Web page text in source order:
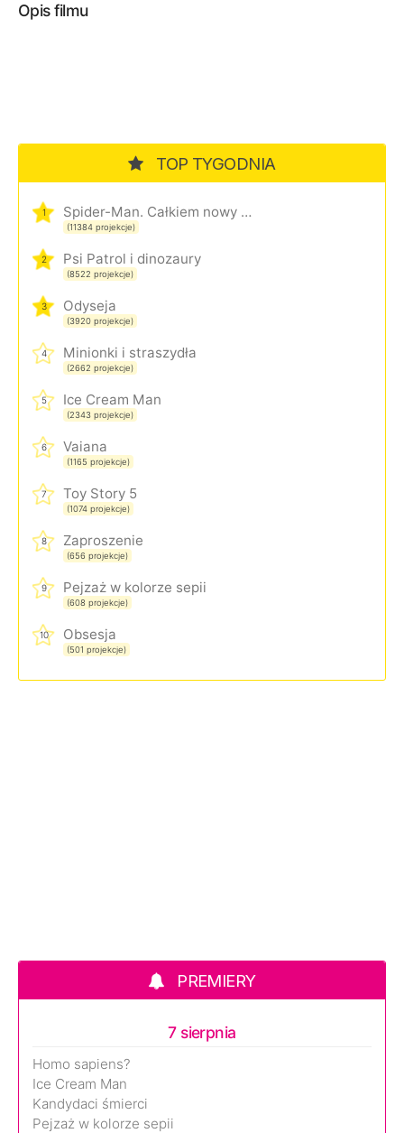
Opis filmu
TOP TYGODNIA
1 Spider-Man. Całkiem nowy dzień
(11384 projekcje)
2 Psi Patrol i dinozaury
(8522 projekcje)
3 Odyseja
(3920 projekcje)
4 Minionki i straszydła
(2662 projekcje)
5 Ice Cream Man
(2343 projekcje)
6 Vaiana
(1165 projekcje)
7 Toy Story 5
(1074 projekcje)
8 Zaproszenie
(656 projekcje)
9 Pejzaż w kolorze sepii
(608 projekcje)
10 Obsesja
(501 projekcje)
PREMIERY
7 sierpnia
Homo sapiens?
Ice Cream Man
Kandydaci śmierci
Pejzaż w kolorze sepii